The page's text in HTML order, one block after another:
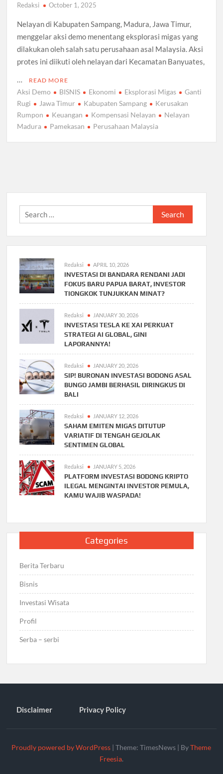
Redaksi October 1, 2025
Nelayan di Kabupaten Sampang, Madura, Jawa Timur,
menggelar aksi demo menentang eksplorasi migas yang
dilakukan oleh salah satu perusahaan asal Malaysia. Aksi
protes ini diikuti oleh nelayan dari Kecamatan Banyuates,
…
READ MORE
Aksi Demo BISNIS Ekonomi Eksplorasi Migas
Ganti
Rugi
Jawa Timur Kabupaten Sampang
Kerusakan
Rumpon
Keuangan Kompensasi Nelayan
Nelayan
Madura
Pamekasan Perusahaan Malaysia
Search
for:
Redaksi APRIL 10, 2026
INVESTASI DI BANDARA RENDANI JADI
FOKUS BARU PAPUA BARAT, INVESTOR
TIONGKOK TUNJUKKAN MINAT?
Redaksi JANUARY 30, 2026
INVESTASI TESLA KE XAI PERKUAT
STRATEGI AI GLOBAL, GINI
LAPORANNYA!
Redaksi JANUARY 20, 2026
SIP! BURONAN INVESTASI BODONG ASAL
BUNGO JAMBI BERHASIL DIRINGKUS DI
BALI
Redaksi JANUARY 12, 2026
SAHAM EMITEN MIGAS DITUTUP
VARIATIF DI TENGAH GEJOLAK
SENTIMEN GLOBAL
Redaksi JANUARY 5, 2026
PLATFORM INVESTASI BODONG KRIPTO
ILEGAL MENGINTAI INVESTOR PEMULA,
KAMU WAJIB WASPADA!
Categories
Berita Terbaru
Bisnis
Investasi Wisata
Profil
Serba – serbi
Disclaimer Privacy Policy
Proudly powered by WordPress |Theme: TimesNews | ByTheme
Freesia.